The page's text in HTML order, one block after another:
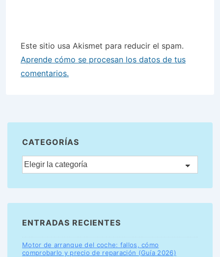
Este sitio usa Akismet para reducir el spam.
Aprende cómo se procesan los datos de tus
comentarios.
CATEGORÍAS
ENTRADAS RECIENTES
Motor de arranque del coche: fallos, cómo
comprobarlo y precio de reparación (Guía 2026)